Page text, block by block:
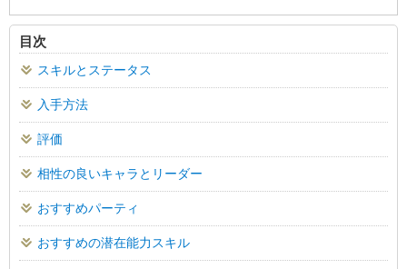
目次
スキルとステータス
入手方法
評価
相性の良いキャラとリーダー
おすすめパーティ
おすすめの潜在能力スキル